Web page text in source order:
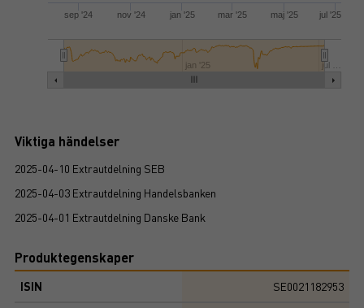
sep '24 nov '24 jan '25 mar '25 maj '25 jul '25
jan '25 jul …
Viktiga händelser
2025-04-10 Extrautdelning SEB
2025-04-03 Extrautdelning Handelsbanken
2025-04-01 Extrautdelning Danske Bank
Produktegenskaper
ISIN SE0021182953